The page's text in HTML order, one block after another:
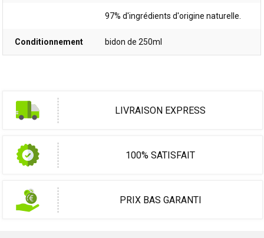
97% d'ingrédients d'origine naturelle.
Conditionnement bidon de 250ml
LIVRAISON EXPRESS
100% SATISFAIT
PRIX BAS GARANTI